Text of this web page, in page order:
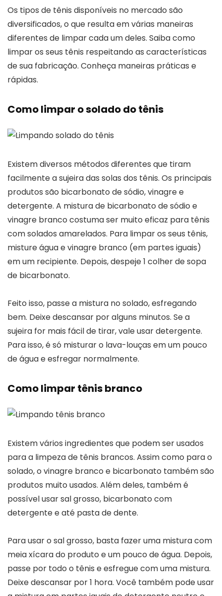
Os tipos de tênis disponíveis no mercado são
diversificados, o que resulta em várias maneiras
diferentes de limpar cada um deles. Saiba como
limpar os seus tênis respeitando as características
de sua fabricação. Conheça maneiras práticas e
rápidas.
Como limpar o solado do tênis
Existem diversos métodos diferentes que tiram
facilmente a sujeira das solas dos tênis. Os principais
produtos são bicarbonato de sódio, vinagre e
detergente. A mistura de bicarbonato de sódio e
vinagre branco costuma ser muito eficaz para tênis
com solados amarelados. Para limpar os seus tênis,
misture água e vinagre branco (em partes iguais)
em um recipiente. Depois, despeje 1 colher de sopa
de bicarbonato.
Feito isso, passe a mistura no solado, esfregando
bem. Deixe descansar por alguns minutos. Se a
sujeira for mais fácil de tirar, vale usar detergente.
Para isso, é só misturar o lava-louças em um pouco
de água e esfregar normalmente.
Como limpar tênis branco
Existem vários ingredientes que podem ser usados
para a limpeza de tênis brancos. Assim como para o
solado, o vinagre branco e bicarbonato também são
produtos muito usados. Além deles, também é
possível usar sal grosso, bicarbonato com
detergente e até pasta de dente.
Para usar o sal grosso, basta fazer uma mistura com
meia xícara do produto e um pouco de água. Depois,
passe por todo o tênis e esfregue com uma mistura.
Deixe descansar por 1 hora. Você também pode usar